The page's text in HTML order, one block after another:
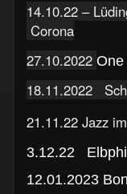
14.10.22 –
Corona
27.10.2022 One
18.11.2022
21.11.22 Jazz
3.12.22
12.01.2023